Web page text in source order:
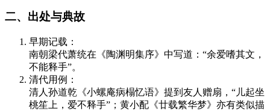
二、出处与典故
早期记载：
南朝梁代萧统在《陶渊明集序》中写道：“余爱嗜其文，
不能释手”。
清代用例：
清人孙道乾《小螺庵病榻忆语》提到友人赠扇，“儿起坐
桃笙上，爱不释手”；黄小配《廿载繁华梦》亦有类似描